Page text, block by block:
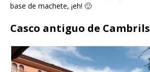
base de machete, ¡eh! 🙂
Casco antiguo de Cambrils